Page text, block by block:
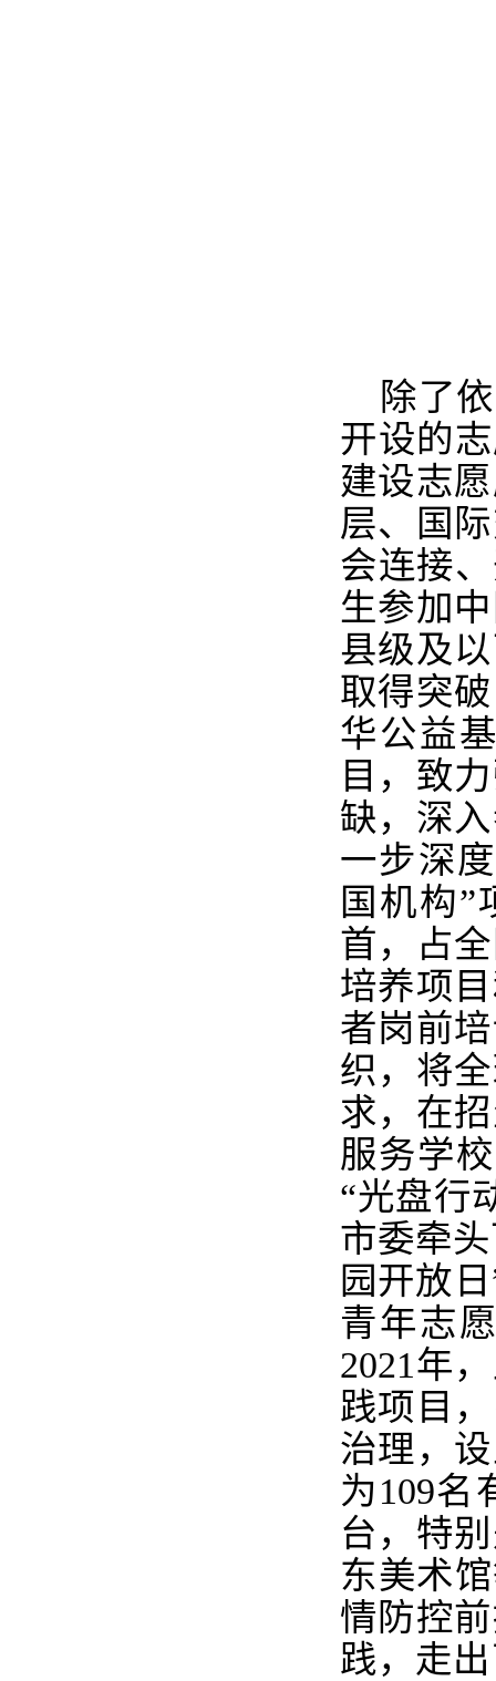
除了
开设的
建设志
层、国
会连接
生参加
县级及
取得突
华公益
目，致
缺，深
一步深
国机构”
首，占
培养项
者岗前
织，将
求，在
服务学
“光盘行
市委牵
园开放
青年志
2021年
践项目
治理，
为109名
台，特
东美术
情防控
践，走